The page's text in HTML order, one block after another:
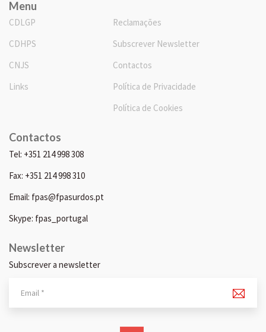
Menu
CDLGP
CDHPS
CNJS
Links
Reclamações
Subscrever Newsletter
Contactos
Política de Privacidade
Política de Cookies
Contactos
Tel: +351 214 998 308
Fax: +351 214 998 310
Email: fpas@fpasurdos.pt
Skype: fpas_portugal
Newsletter
Subscrever a newsletter